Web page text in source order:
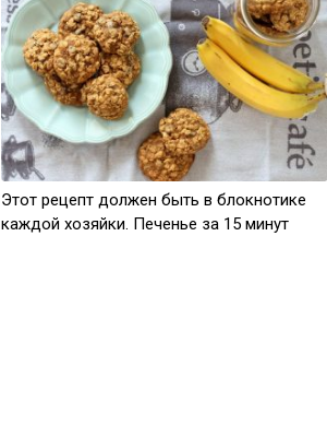
Этот рецепт должен быть в блокнотике
каждой хозяйки. Печенье за 15 минут